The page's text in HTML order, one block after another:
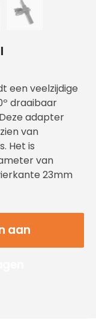
een veelzijdige
draaibaar
adapter
van
Het is
van
23mm
aan